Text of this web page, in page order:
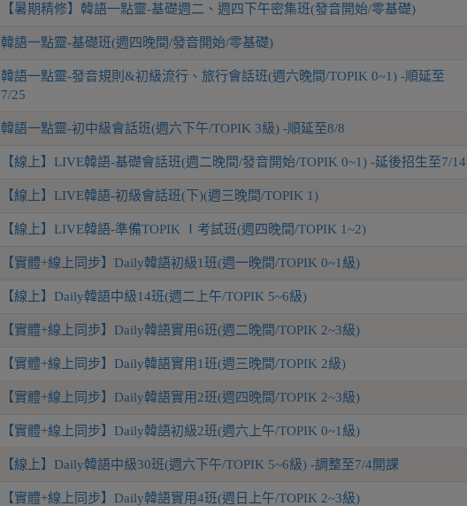
【暑期精修】韓語一點靈-基礎週二、週四下午密集班(發音開始/零基礎)
韓語一點靈-基礎班(週四晚間/發音開始/零基礎)
韓語一點靈-發音規則&初級流行、旅行會話班(週六晚間/TOPIK 0~1) -順延至
7/25
韓語一點靈-初中級會話班(週六下午/TOPIK 3級) -順延至8/8
【線上】LIVE韓語-基礎會話班(週二晚間/發音開始/TOPIK 0~1) -延後招生至7/14
【線上】LIVE韓語-初級會話班(下)(週三晚間/TOPIK 1)
【線上】LIVE韓語-準備TOPIK Ⅰ考試班(週四晚間/TOPIK 1~2)
【實體+線上同步】Daily韓語初級1班(週一晚間/TOPIK 0~1級)
【線上】Daily韓語中級14班(週二上午/TOPIK 5~6級)
【實體+線上同步】Daily韓語實用6班(週二晚間/TOPIK 2~3級)
【實體+線上同步】Daily韓語實用1班(週三晚間/TOPIK 2級)
【實體+線上同步】Daily韓語實用2班(週四晚間/TOPIK 2~3級)
【實體+線上同步】Daily韓語初級2班(週六上午/TOPIK 0~1級)
【線上】Daily韓語中級30班(週六下午/TOPIK 5~6級) -調整至7/4開課
【實體+線上同步】Daily韓語實用4班(週日上午/TOPIK 2~3級)